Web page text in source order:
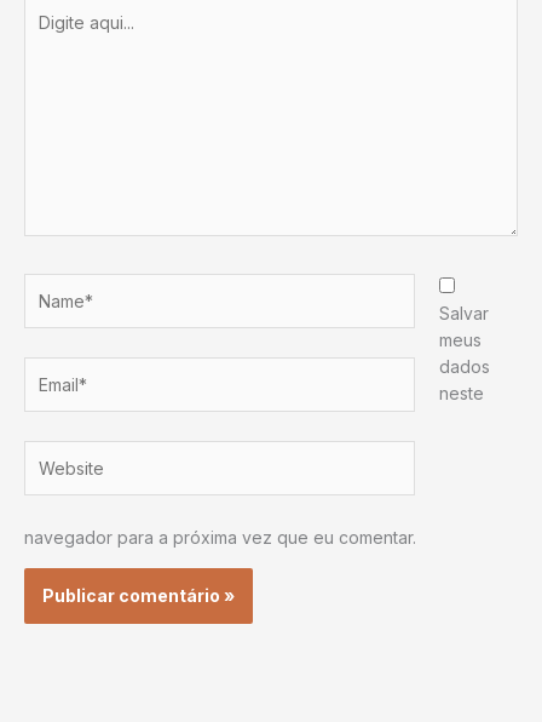
aqui...
Salvar
meus
dados
neste
navegador para a próxima vez que eu comentar.